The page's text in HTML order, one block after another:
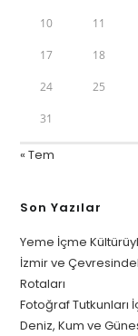
10 11
17 18
24 25
31
« Tem
Son Yazılar
Yeme İçme
İzmir ve
Rotaları
Fotoğraf Tutkunları
Deniz, Kum ve